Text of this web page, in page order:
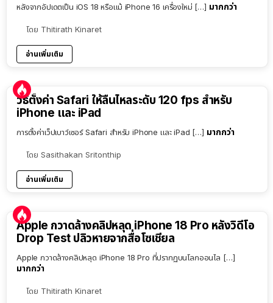
หลังจากอัปเดตเป็น iOS 18 หรือแม้ iPhone 16 เครื่องใหม่ […] มากกว่า
โดย Thitirath Kinaret
อ่านเพิ่มเติม
วิธีตั้งค่า Safari ให้ลื่นไหลระดับ 120 fps สำหรับ
iPhone และ iPad
การตั้งค่าเว็ปเบาว์เซอร์ Safari สำหรับ iPhone และ iPad […] มากกว่า
โดย Sasithakan Sritonthip
อ่านเพิ่มเติม
Apple กวาดล้างคลิปหลุด iPhone 18 Pro หลังวิดีโอ
Drop Test ปลิวหายจากสื่อโซเชียล
Apple กวาดล้างคลิปหลุด iPhone 18 Pro ที่ปรากฏบนโลกออนไล […]
มากกว่า
โดย Thitirath Kinaret